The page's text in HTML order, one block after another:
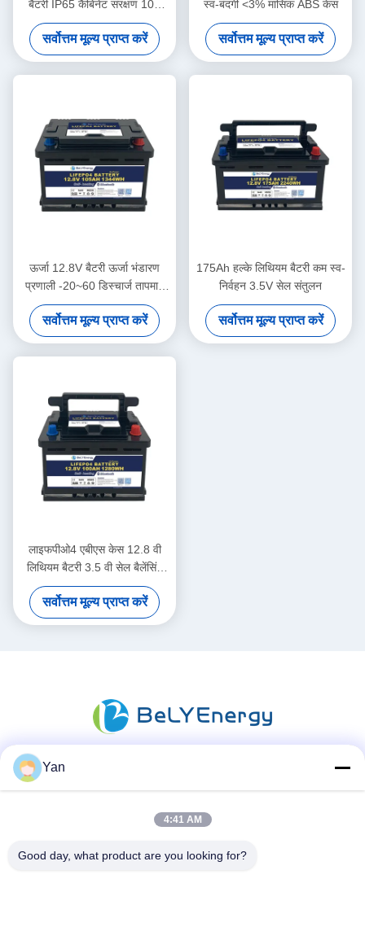
बैटरी IP65 कैबिनेट संरक्षण 10V
वोल्टेज संरक्षण के तहत
सर्वोत्तम मूल्य प्राप्त करें
स्व-बंदगी <3% मासिक ABS केस
सर्वोत्तम मूल्य प्राप्त करें
ऊर्जा 12.8V बैटरी ऊर्जा भंडारण
प्रणाली -20~60 डिस्चार्ज तापमान
रेंज
सर्वोत्तम मूल्य प्राप्त करें
175Ah हल्के लिथियम बैटरी कम स्व-
निर्वहन 3.5V सेल संतुलन
सर्वोत्तम मूल्य प्राप्त करें
लाइफपीओ4 एबीएस केस 12.8 वी
लिथियम बैटरी 3.5 वी सेल बैलेंसिंग
वोल्टेज के साथ
सर्वोत्तम मूल्य प्राप्त करें
त्वरित संपर्क
Yan
4:41 AM
Good day, what product are you looking for?